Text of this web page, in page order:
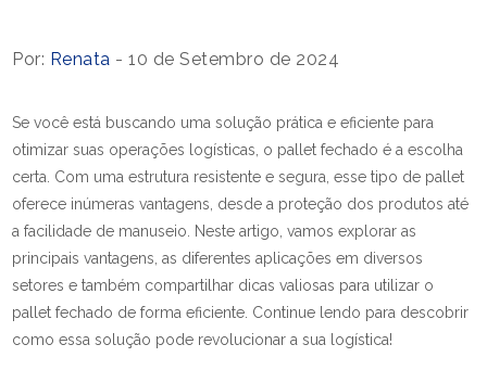
Por: Renata - 10 de Setembro de 2024
Se você está buscando uma solução prática e eficiente para
otimizar suas operações logísticas, o pallet fechado é a escolha
certa. Com uma estrutura resistente e segura, esse tipo de pallet
oferece inúmeras vantagens, desde a proteção dos produtos até
a facilidade de manuseio. Neste artigo, vamos explorar as
principais vantagens, as diferentes aplicações em diversos
setores e também compartilhar dicas valiosas para utilizar o
pallet fechado de forma eficiente. Continue lendo para descobrir
como essa solução pode revolucionar a sua logística!